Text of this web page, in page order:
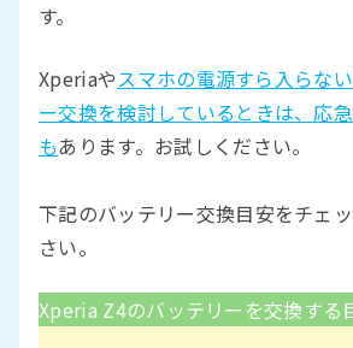
す。
Xperiaやスマホの電源すら入らな
ー交換を検討しているときは、応
もあります。お試しください。
下記のバッテリー交換目安をチェ
さい。
Xperia Z4のバッテリーを交換する